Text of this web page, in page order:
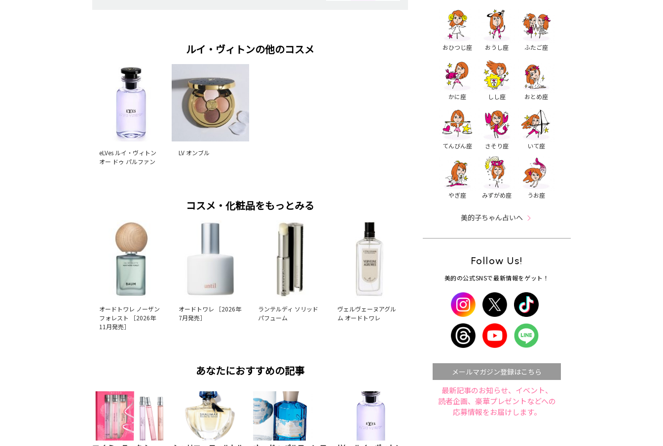
ルイ・ヴィトンの他のコスメ
eLVes ルイ・ヴィトン
オー ドゥ パルファン
LV オンブル
コスメ・化粧品をもっとみる
オードトワレ ノーザン
フォレスト ［2026年
11月発売］
オードトワレ ［2026年
7月発売］
ランテルディ ソリッド
パフューム
ヴェルヴェーヌアグル
ム オードトワレ
あなたにおすすめの記事
おひつじ座 おうし座 ふたご座
かに座 しし座 おとめ座
てんびん座 さそり座 いて座
やぎ座 みずがめ座 うお座
美的子ちゃん占いへ
Follow Us!
美的の公式SNSで最新情報をゲット！
メールマガジン登録はこちら
最新記事のお知らせ、イベント、
読者企画、豪華プレゼントなどへの
応募情報をお届けします。